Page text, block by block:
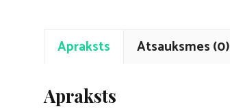
Apraksts Atsauksmes (0)
Apraksts